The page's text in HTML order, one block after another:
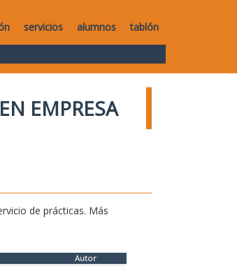
servicios alumnos tablón
EMPRESA
de prácticas. Más
Autor